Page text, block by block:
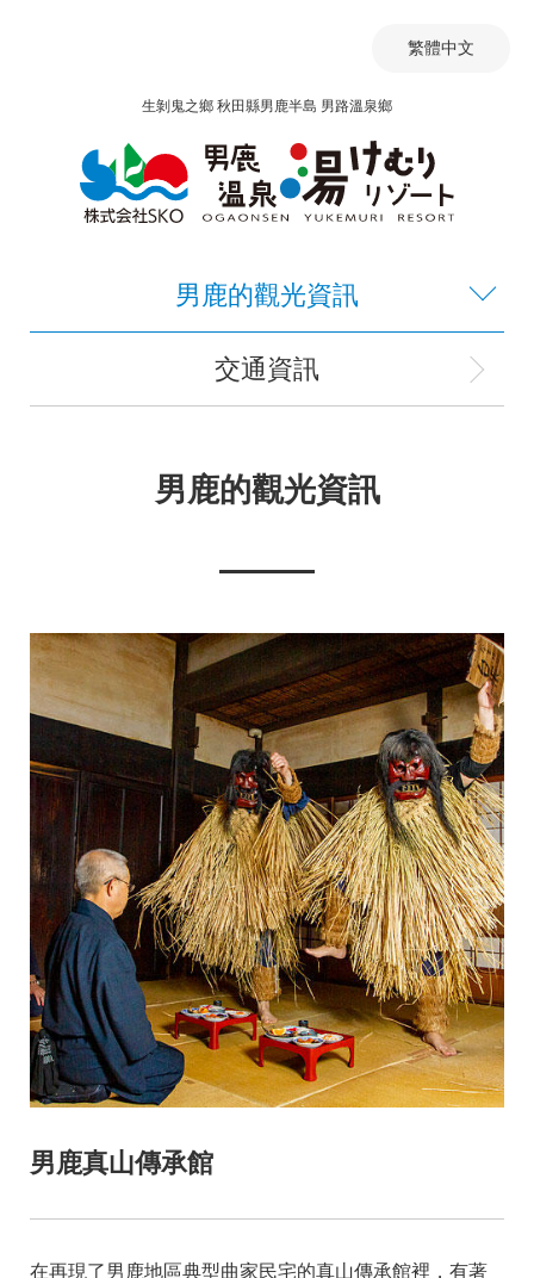
繁體中文
生剝鬼之鄉 秋田縣男鹿半島 男路溫泉鄉
男鹿的觀光資訊
交通資訊
男鹿的觀光資訊
男鹿真山傳承館
在再現了男鹿地區典型曲家民宅的真山傳承館裡，有著